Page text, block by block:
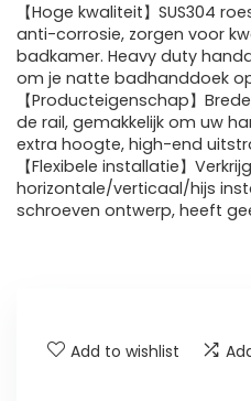
【Hoge kwaliteit】SUS304
anti-corrosie, zorgen voor
badkamer. Heavy duty
om je natte badhanddoek
【Producteigenschap】
de rail, gemakkelijk om uw
extra hoogte, high-end
【Flexibele installatie】
horizontale/verticaal/hijs
schroeven ontwerp, heeft
Add to wishlist